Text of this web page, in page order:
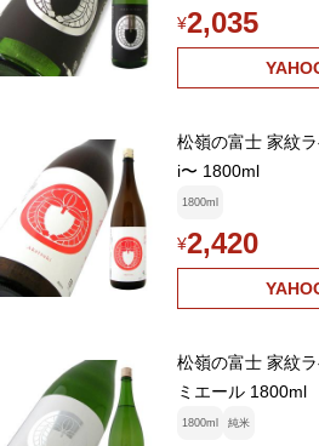
¥2,035
松嶺の富士 家紋
i〜 1800ml
1800ml
¥2,420
松嶺の富士 家紋
ミエール 1800ml
1800ml 純米